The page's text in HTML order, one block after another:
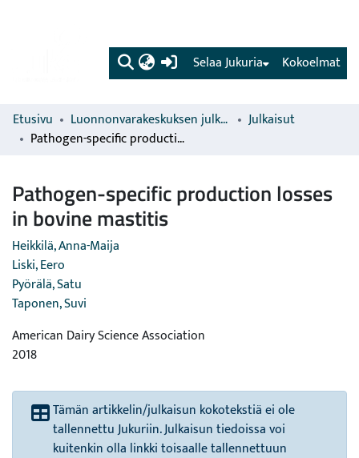
(current) Kokoelmat
Selaa Jukuria
Etusivu Luonnonvarakeskuksen julkaisut
Julkaisut
Pathogen-specific production losses in bovine mastitis
Pathogen-specific production losses
in bovine mastitis
Heikkilä, Anna-Maija
Liski, Eero
Pyörälä, Satu
Taponen, Suvi
American Dairy Science Association
2018
Tämän artikkelin/julkaisun kokotekstiä ei ole
tallennettu Jukuriin. Julkaisun tiedoissa voi
kuitenkin olla linkki toisaalle tallennettuun